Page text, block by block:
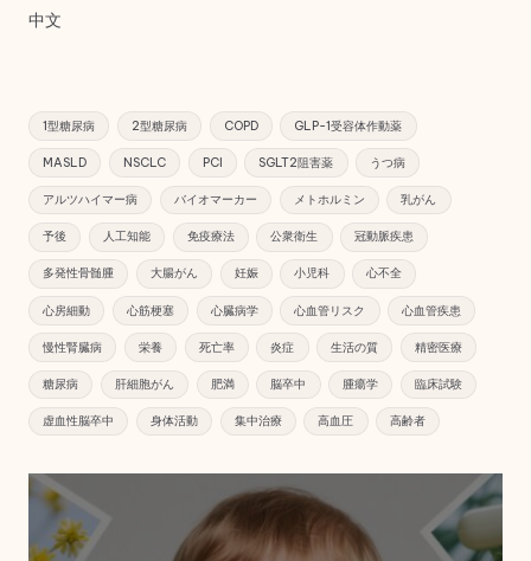
中文
1型糖尿病 2型糖尿病 COPD GLP-1受容体作動薬
MASLD NSCLC PCI SGLT2阻害薬 うつ病
アルツハイマー病 バイオマーカー メトホルミン 乳がん
予後 人工知能 免疫療法 公衆衛生 冠動脈疾患
多発性骨髄腫 大腸がん 妊娠 小児科 心不全
心房細動 心筋梗塞 心臓病学 心血管リスク 心血管疾患
慢性腎臓病 栄養 死亡率 炎症 生活の質 精密医療
糖尿病 肝細胞がん 肥満 脳卒中 腫瘍学 臨床試験
虚血性脳卒中 身体活動 集中治療 高血圧 高齢者